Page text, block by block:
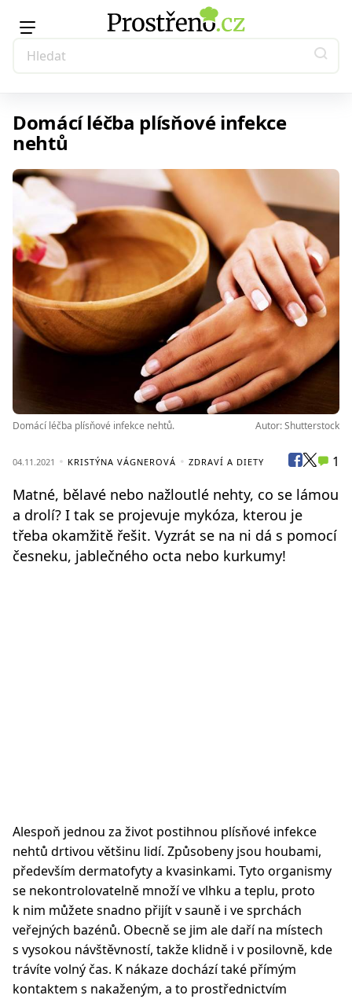
Domácí léčba plísňové infekce
nehtů
Domácí léčba plísňové infekce nehtů. Autor: Shutterstock
04.11.2021 KRISTÝNA VÁGNEROVÁ ZDRAVÍ A DIETY 1
Matné, bělavé nebo nažloutlé nehty, co se lámou
a drolí? I tak se projevuje mykóza, kterou je
třeba okamžitě řešit. Vyzrát se na ni dá s pomocí
česneku, jablečného octa nebo kurkumy!
Alespoň jednou za život postihnou plísňové infekce
nehtů drtivou většinu lidí. Způsobeny jsou houbami,
především dermatofyty a kvasinkami. Tyto organismy
se nekontrolovatelně množí ve vlhku a teplu, proto
k nim můžete snadno přijít v sauně i ve sprchách
veřejných bazénů. Obecně se jim ale daří na místech
s vysokou návštěvností, takže klidně i v posilovně, kde
trávíte volný čas. K nákaze dochází také přímým
kontaktem s nakaženým, a to prostřednictvím